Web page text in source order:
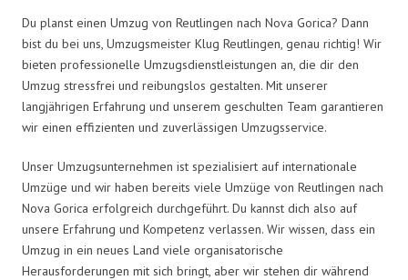
Du planst einen Umzug von Reutlingen nach Nova Gorica? Dann
bist du bei uns, Umzugsmeister Klug Reutlingen, genau richtig! Wir
bieten professionelle Umzugsdienstleistungen an, die dir den
Umzug stressfrei und reibungslos gestalten. Mit unserer
langjährigen Erfahrung und unserem geschulten Team garantieren
wir einen effizienten und zuverlässigen Umzugsservice.
Unser Umzugsunternehmen ist spezialisiert auf internationale
Umzüge und wir haben bereits viele Umzüge von Reutlingen nach
Nova Gorica erfolgreich durchgeführt. Du kannst dich also auf
unsere Erfahrung und Kompetenz verlassen. Wir wissen, dass ein
Umzug in ein neues Land viele organisatorische
Herausforderungen mit sich bringt, aber wir stehen dir während